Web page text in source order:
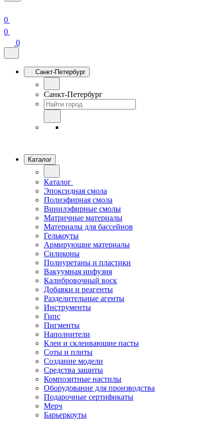
0
0
0
Санкт-Петербург
Санкт-Петербург
Каталог
Каталог
Эпоксидная смола
Полиэфирная смола
Винилэфирные смолы
Матричные материалы
Материалы для бассейнов
Гелькоуты
Армирующие материалы
Силиконы
Полиуретаны и пластики
Вакуумная инфузия
Калибровочный воск
Добавки и реагенты
Разделительные агенты
Инструменты
Гипс
Пигменты
Наполнители
Клеи и склеивающие пасты
Соты и плиты
Создание модели
Средства защиты
Композитные настилы
Оборудование для производства
Подарочные сертификаты
Мерч
Барьеркоуты